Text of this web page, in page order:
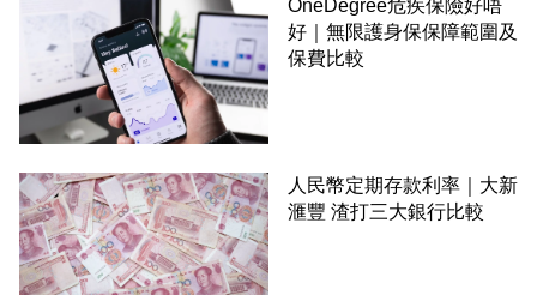
OneDegree危疾保險好唔
好｜無限護身保保障範圍及
保費比較
人民幣定期存款利率｜大新
滙豐 渣打三大銀行比較